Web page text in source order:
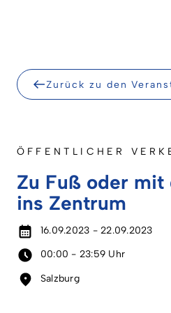
Zurück zu den
ÖFFENTLICHER
Zu Fuß oder mit
ins Zentrum
16.09.2023 - 22.09.2023
00:00 - 23:59 Uhr
Salzburg